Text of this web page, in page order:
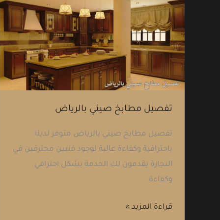
تفصيل مطابخ صيني بالرياض
تفصيل مطابخ صيني بالرياض متوفر لدينا
باحترافية وكفاءة عالية لوجود فنيين محترفين في
النجارة يقدمون لك الخدمة بشكل احترافي
وكفاءة
تفصيل
مطابخ
صيني
بالرياض
قراءة المزيد »